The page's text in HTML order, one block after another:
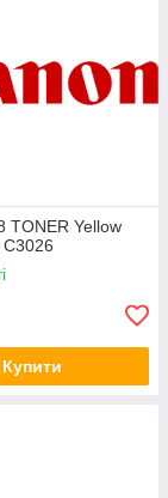
TONER Yellow
Купити